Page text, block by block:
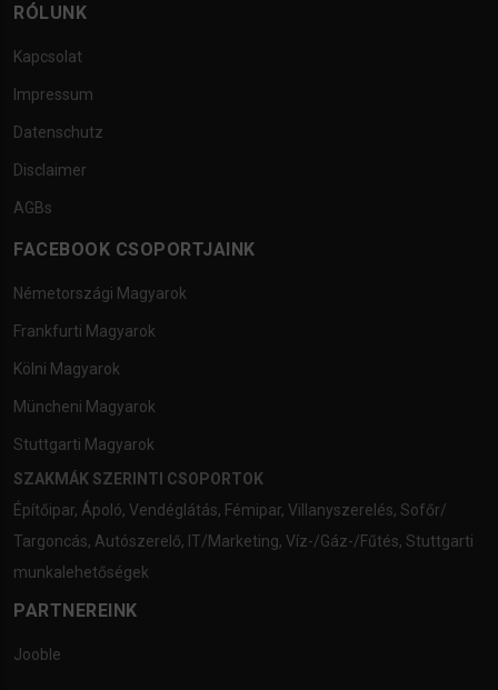
RÓLUNK
Kapcsolat
Impressum
Datenschutz
Disclaimer
AGBs
FACEBOOK CSOPORTJAINK
Németországi Magyarok
Frankfurti Magyarok
Kölni Magyarok
Müncheni Magyarok
Stuttgarti Magyarok
SZAKMÁK SZERINTI CSOPORTOK
Építőipar, Ápoló, Vendéglátás, Fémipar, Villanyszerelés, Sofőr/
Targoncás, Autószerelő, IT/Marketing, Víz-/Gáz-/Fűtés, Stuttgarti
munkalehetőségek
PARTNEREINK
Jooble